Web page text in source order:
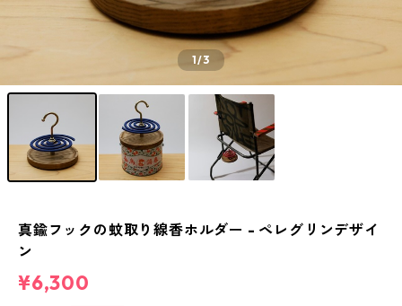
1/3
真鍮フックの蚊取り線香ホルダー - ペレグリンデザイ
ン
¥6,300